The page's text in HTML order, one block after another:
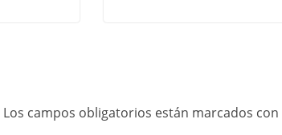
Los campos obligatorios están marcados con